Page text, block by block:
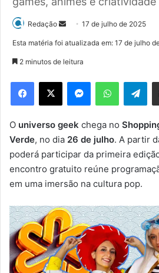
Redação
d
e
m
e
-
m
a
17 de julho de 2025
Esta matéria foi atualizada em: 17 de julho
2 minutos de leitura
Telegram
O universo geek chega no
Verde, no dia 26 de julho. A partir
poderá participar da primeira
encontro gratuito reúne
em uma imersão na cultura pop.